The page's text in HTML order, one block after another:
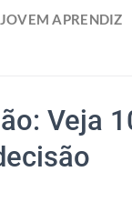
JOVEM APRENDIZ
Veja